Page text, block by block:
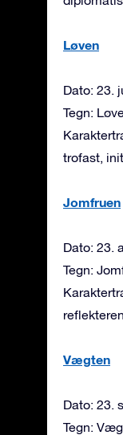
Løven
Dato: 23.
Tegn:
trofast,
Jomfruen
Dato: 23.
Tegn:
Vægten
Dato: 23.
Tegn: